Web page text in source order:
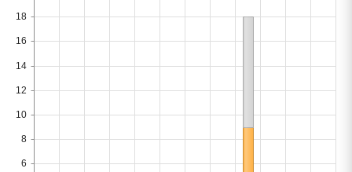
6
8
10
12
14
16
18